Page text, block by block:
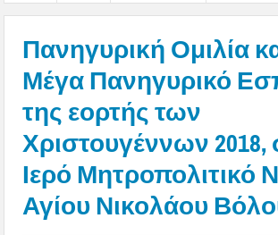
Πανηγυρική Ομιλία
Μέγα Πανηγυρικό
της εορτής των
Χριστουγέννων 2018,
Ιερό Μητροπολιτικό
Αγίου Νικολάου